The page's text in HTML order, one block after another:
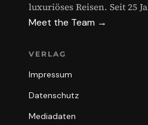
luxuriöses Reisen. Seit 25
Meet the Team →
VERLAG
Impressum
Datenschutz
Mediadaten